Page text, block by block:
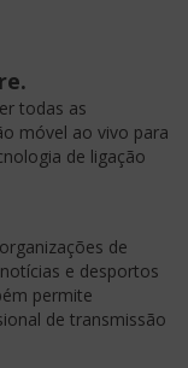
todas as
móvel ao vivo para
de ligação
de
e desportos
permite
de transmissão